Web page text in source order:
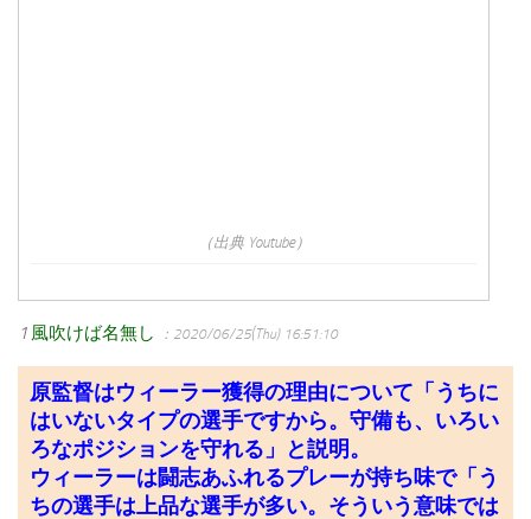
（出典 Youtube）
1 風吹けば名無し ：2020/06/25(Thu) 16:51:10
原監督はウィーラー獲得の理由について「うちに
はいないタイプの選手ですから。守備も、いろい
ろなポジションを守れる」と説明。
ウィーラーは闘志あふれるプレーが持ち味で「う
ちの選手は上品な選手が多い。そういう意味では